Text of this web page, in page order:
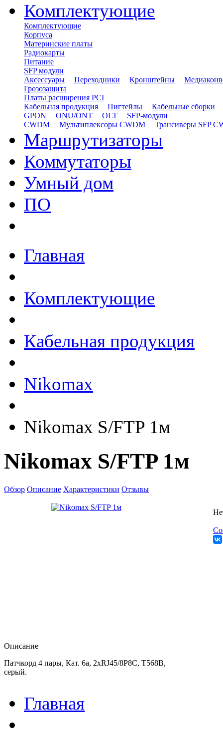
Комплектующие
Комплектующие
Корпуса
Материнские платы
Радиокарты
Питание
SFP модули
Аксессуары
Переходники Кронштейны
Грозозащита
Платы расширения PCI
Кабельная продукция
Пигтейлы
Кабельные сборки
GPON
ONU/ONT OLT
SFP-модули
CWDM
Мультиплексоры CWDM Трансиверы SFP
Маршрутизаторы
Коммутаторы
Умный дом
ПО
Главная
Комплектующие
Кабельная продукция
Nikomax
Nikomax S/FTP 1м
Nikomax S/FTP 1м
Обзор Описание Характеристики Отзывы
Описание
Патчкорд 4 пары, Кат. 6а, 2xRJ45/8P8C, T568B,
серый.
Главная